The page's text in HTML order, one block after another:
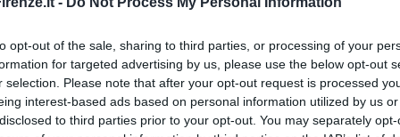
opt-out of the sale, sharing to third parties, or processing of your
for targeted advertising by us, please use the below opt-out
selection. Please note that after your opt-out request is processed
interest-based ads based on personal information utilized by us
to third parties prior to your opt-out. You may separately
e violenza paragonabili a quelli del primo agosto 2015.
iscriviti allaNewsletter QUInews - ToscanaMedia.